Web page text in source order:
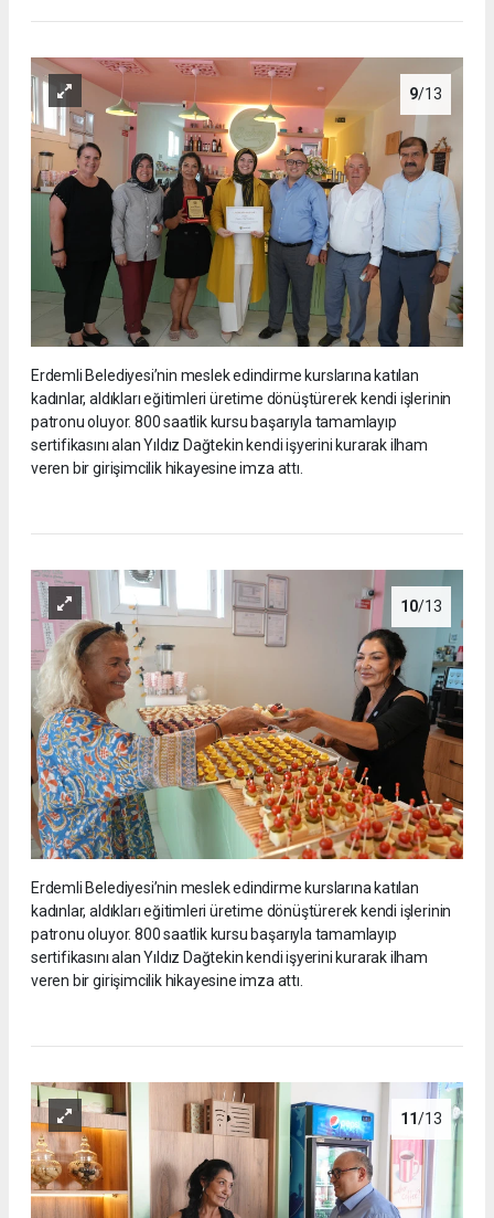
9/13
Erdemli Belediyesi’nin meslek edindirme kurslarına katılan
kadınlar, aldıkları eğitimleri üretime dönüştürerek kendi işlerinin
patronu oluyor. 800 saatlik kursu başarıyla tamamlayıp
sertifikasını alan Yıldız Dağtekin kendi işyerini kurarak ilham
veren bir girişimcilik hikayesine imza attı.
10/13
Erdemli Belediyesi’nin meslek edindirme kurslarına katılan
kadınlar, aldıkları eğitimleri üretime dönüştürerek kendi işlerinin
patronu oluyor. 800 saatlik kursu başarıyla tamamlayıp
sertifikasını alan Yıldız Dağtekin kendi işyerini kurarak ilham
veren bir girişimcilik hikayesine imza attı.
11/13